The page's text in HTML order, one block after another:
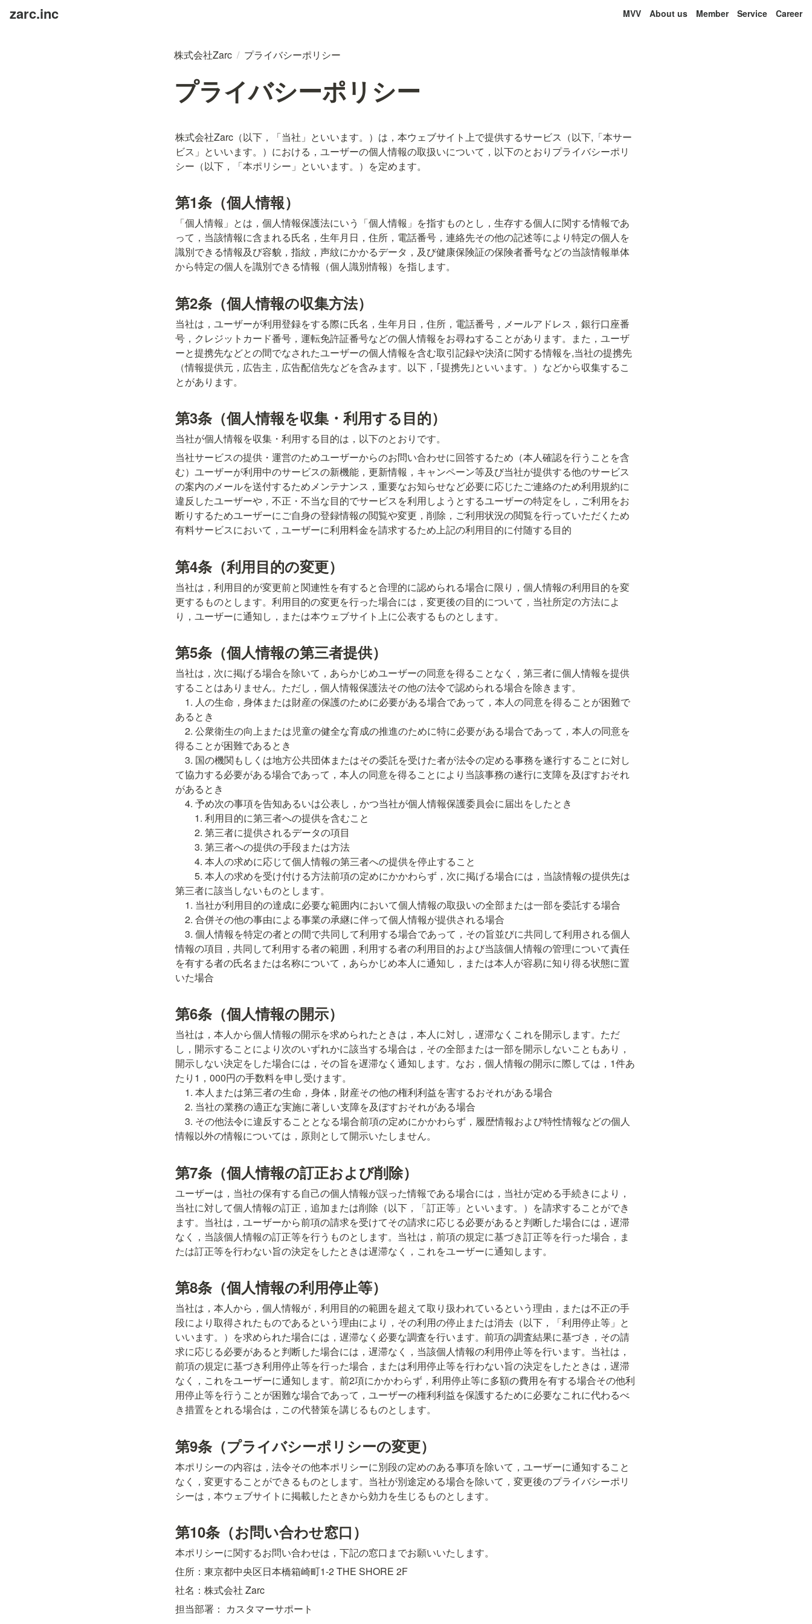
zarc.inc MVV About us Member Service Career
株式会社Zarc / プライバシーポリシー
プライバシーポリシー
株式会社Zarc（以下，「当社」といいます。）は，本ウェブサイト上で提供するサービス（以下,「本サー
ビス」といいます。）における，ユーザーの個人情報の取扱いについて，以下のとおりプライバシーポリ
シー（以下，「本ポリシー」といいます。）を定めます。
第1条（個人情報）
「個人情報」とは，個人情報保護法にいう「個人情報」を指すものとし，生存する個人に関する情報であ
って，当該情報に含まれる氏名，生年月日，住所，電話番号，連絡先その他の記述等により特定の個人を
識別できる情報及び容貌，指紋，声紋にかかるデータ，及び健康保険証の保険者番号などの当該情報単体
から特定の個人を識別できる情報（個人識別情報）を指します。
第2条（個人情報の収集方法）
当社は，ユーザーが利用登録をする際に氏名，生年月日，住所，電話番号，メールアドレス，銀行口座番
号，クレジットカード番号，運転免許証番号などの個人情報をお尋ねすることがあります。また，ユーザ
ーと提携先などとの間でなされたユーザーの個人情報を含む取引記録や決済に関する情報を,当社の提携先
（情報提供元，広告主，広告配信先などを含みます。以下，｢提携先｣といいます。）などから収集するこ
とがあります。
第3条（個人情報を収集・利用する目的）
当社が個人情報を収集・利用する目的は，以下のとおりです。
当社サービスの提供・運営のためユーザーからのお問い合わせに回答するため（本人確認を行うことを含
む）ユーザーが利用中のサービスの新機能，更新情報，キャンペーン等及び当社が提供する他のサービス
の案内のメールを送付するためメンテナンス，重要なお知らせなど必要に応じたご連絡のため利用規約に
違反したユーザーや，不正・不当な目的でサービスを利用しようとするユーザーの特定をし，ご利用をお
断りするためユーザーにご自身の登録情報の閲覧や変更，削除，ご利用状況の閲覧を行っていただくため
有料サービスにおいて，ユーザーに利用料金を請求するため上記の利用目的に付随する目的
第4条（利用目的の変更）
当社は，利用目的が変更前と関連性を有すると合理的に認められる場合に限り，個人情報の利用目的を変
更するものとします。利用目的の変更を行った場合には，変更後の目的について，当社所定の方法によ
り，ユーザーに通知し，または本ウェブサイト上に公表するものとします。
第5条（個人情報の第三者提供）
当社は，次に掲げる場合を除いて，あらかじめユーザーの同意を得ることなく，第三者に個人情報を提供
することはありません。ただし，個人情報保護法その他の法令で認められる場合を除きます。
あるとき
得ることが困難であるとき
て協力する必要がある場合であって，本人の同意を得ることにより当該事務の遂行に支障を及ぼすおそれ
があるとき
第三者に該当しないものとします。
情報の項目，共同して利用する者の範囲，利用する者の利用目的および当該個人情報の管理について責任
を有する者の氏名または名称について，あらかじめ本人に通知し，または本人が容易に知り得る状態に置
いた場合
第6条（個人情報の開示）
当社は，本人から個人情報の開示を求められたときは，本人に対し，遅滞なくこれを開示します。ただ
し，開示することにより次のいずれかに該当する場合は，その全部または一部を開示しないこともあり，
開示しない決定をした場合には，その旨を遅滞なく通知します。なお，個人情報の開示に際しては，1件あ
たり1，000円の手数料を申し受けます。
情報以外の情報については，原則として開示いたしません。
第7条（個人情報の訂正および削除）
ユーザーは，当社の保有する自己の個人情報が誤った情報である場合には，当社が定める手続きにより，
当社に対して個人情報の訂正，追加または削除（以下，「訂正等」といいます。）を請求することができ
ます。当社は，ユーザーから前項の請求を受けてその請求に応じる必要があると判断した場合には，遅滞
なく，当該個人情報の訂正等を行うものとします。当社は，前項の規定に基づき訂正等を行った場合，ま
たは訂正等を行わない旨の決定をしたときは遅滞なく，これをユーザーに通知します。
第8条（個人情報の利用停止等）
当社は，本人から，個人情報が，利用目的の範囲を超えて取り扱われているという理由，または不正の手
段により取得されたものであるという理由により，その利用の停止または消去（以下，「利用停止等」と
いいます。）を求められた場合には，遅滞なく必要な調査を行います。前項の調査結果に基づき，その請
求に応じる必要があると判断した場合には，遅滞なく，当該個人情報の利用停止等を行います。当社は，
前項の規定に基づき利用停止等を行った場合，または利用停止等を行わない旨の決定をしたときは，遅滞
なく，これをユーザーに通知します。前2項にかかわらず，利用停止等に多額の費用を有する場合その他利
用停止等を行うことが困難な場合であって，ユーザーの権利利益を保護するために必要なこれに代わるべ
き措置をとれる場合は，この代替策を講じるものとします。
第9条（プライバシーポリシーの変更）
本ポリシーの内容は，法令その他本ポリシーに別段の定めのある事項を除いて，ユーザーに通知すること
なく，変更することができるものとします。当社が別途定める場合を除いて，変更後のプライバシーポリ
シーは，本ウェブサイトに掲載したときから効力を生じるものとします。
第10条（お問い合わせ窓口）
本ポリシーに関するお問い合わせは，下記の窓口までお願いいたします。
住所：東京都中央区日本橋箱崎町1-2 THE SHORE 2F
社名：株式会社 Zarc
担当部署： カスタマーサポート